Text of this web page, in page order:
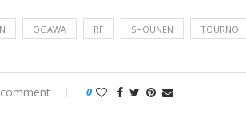
OGAWA RF SHOUNEN TOURNOI
0